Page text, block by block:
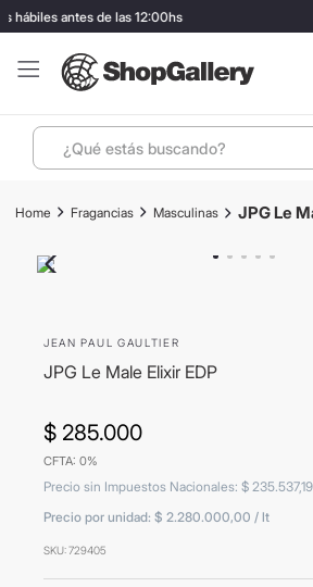
antes de las 12:00hs
¿Qué estás buscando?
Fragancias Masculinas JPG Le
JEAN PAUL GAULTIER
JPG Le Male Elixir EDP
$ 285.000
CFTA: 0%
Precio sin Impuestos Nacionales: $ 235.537,19
Precio por unidad: $ 2.280.000,00 / lt
SKU:729405
4 . termo stanley
6. vino
7
10. termo